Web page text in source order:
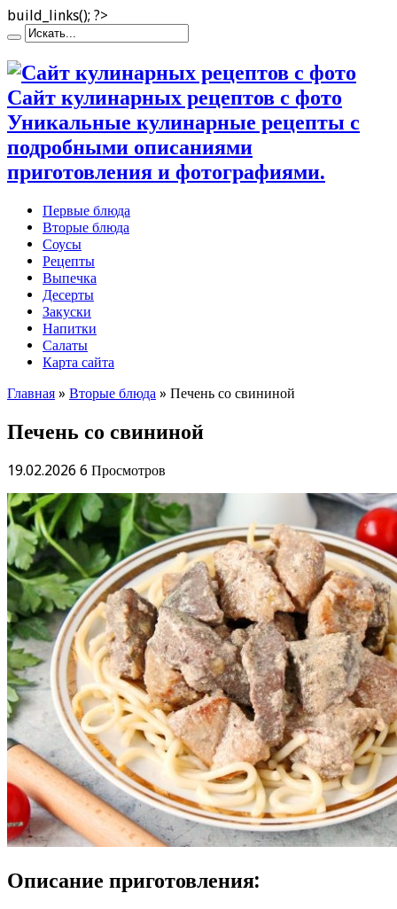
build_links(); ?>
Сайт кулинарных рецептов с фото
Уникальные кулинарные рецепты с
подробными описаниями
приготовления и фотографиями.
Первые блюда
Вторые блюда
Соусы
Рецепты
Выпечка
Десерты
Закуски
Напитки
Салаты
Карта сайта
Главная » Вторые блюда » Печень со свининой
Печень со свининой
19.02.2026 6 Просмотров
Описание приготовления: